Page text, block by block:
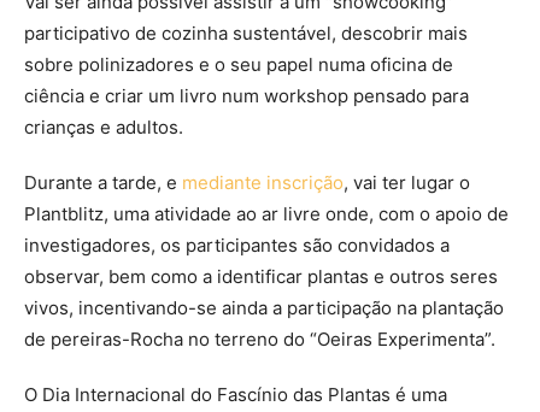
participativo de cozinha sustentável, descobrir mais
sobre polinizadores e o seu papel numa oficina de
ciência e criar um livro num workshop pensado para
crianças e adultos.
Durante a tarde, e mediante inscrição, vai ter lugar o
Plantblitz, uma atividade ao ar livre onde, com o apoio de
investigadores, os participantes são convidados a
observar, bem como a identificar plantas e outros seres
vivos, incentivando-se ainda a participação na plantação
de pereiras-Rocha no terreno do “Oeiras Experimenta”.
O Dia Internacional do Fascínio das Plantas é uma